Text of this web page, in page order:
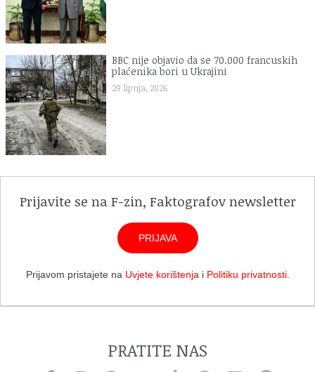
BBC nije objavio da se 70.000 francuskih
plaćenika bori u Ukrajini
29 lipnja, 2026
Prijavite se na F-zin, Faktografov newsletter
PRIJAVA
Prijavom pristajete na Uvjete korištenja i Politiku privatnosti.
PRATITE NAS